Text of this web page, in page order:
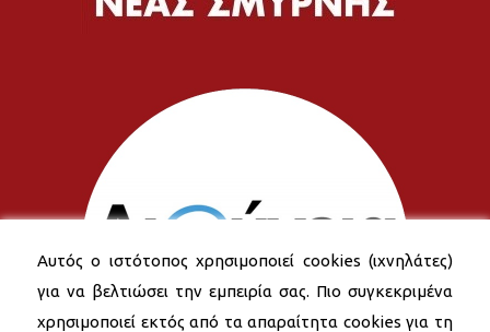
Αυτός ο ιστότοπος χρησιμοποιεί cookies (ιχνηλάτες)
για να βελτιώσει την εμπειρία σας. Πιο συγκεκριμένα
χρησιμοποιεί εκτός από τα απαραίτητα cookies για τη